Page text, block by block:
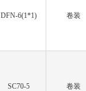
DFN-6(1*1) 卷装
SC70-5 卷装